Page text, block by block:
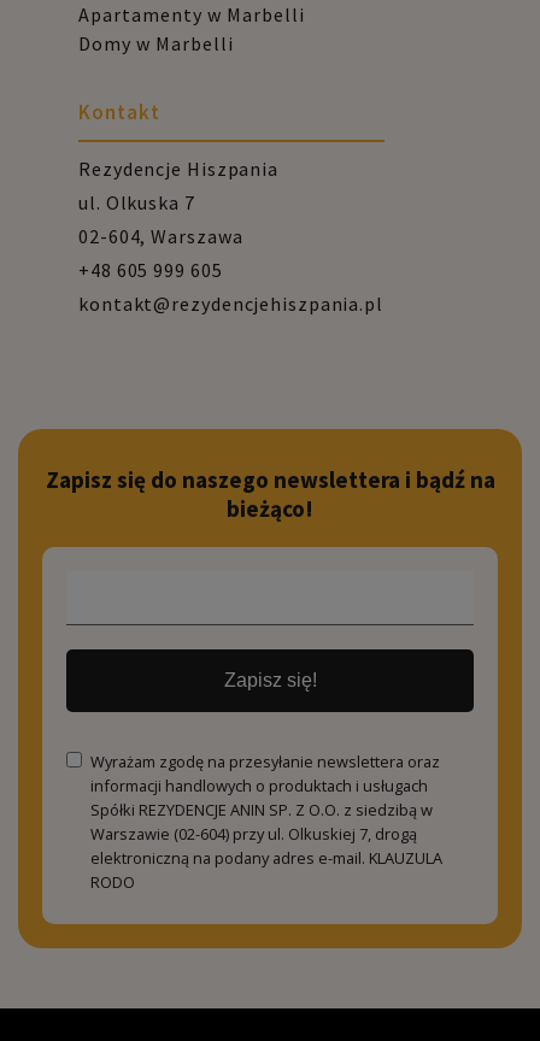
Apartamenty w Marbelli
Domy w Marbelli
Kontakt
Rezydencje Hiszpania
ul. Olkuska 7
02-604, Warszawa
+48 605 999 605
kontakt@rezydencjehiszpania.pl
Zapisz się do naszego newslettera i bądź na
bieżąco!
Zapisz się!
Wyrażam zgodę na przesyłanie newslettera oraz
informacji handlowych o produktach i usługach
Spółki REZYDENCJE ANIN SP. Z O.O. z siedzibą w
Warszawie (02-604) przy ul. Olkuskiej 7, drogą
elektroniczną na podany adres e-mail. KLAUZULA
RODO